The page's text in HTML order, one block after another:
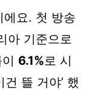
에요. 첫 방송
아 기준으로
6.1%로 시
뜰 거야’ 했